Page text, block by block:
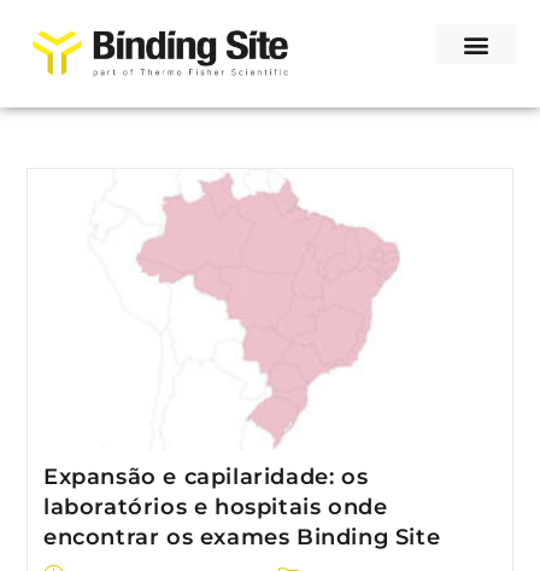
Expansão e capilaridade: os
laboratórios e hospitais onde
encontrar os exames Binding Site